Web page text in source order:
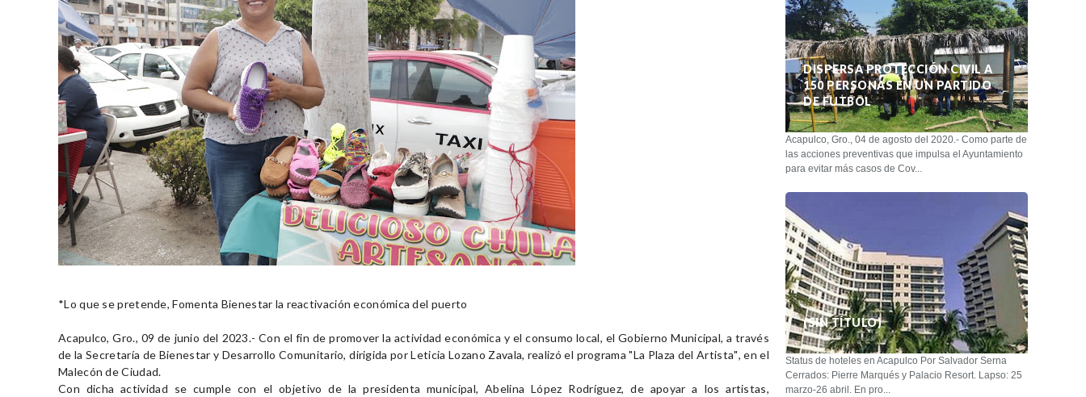
*Lo que se pretende, Fomenta Bienestar la reactivación económica del puerto
Acapulco, Gro., 09 de junio del 2023.- Con el fin de promover la actividad económica y el consumo local, el Gobierno Municipal, a través
de la Secretaría de Bienestar y Desarrollo Comunitario, dirigida por Leticia Lozano Zavala, realizó el programa "La Plaza del Artista", en el
Malecón de Ciudad.
Con dicha actividad se cumple con el objetivo de la presidenta municipal, Abelina López Rodríguez, de apoyar a los artistas,
DISPERSA PROTECCIÓN CIVIL A
150 PERSONAS EN UN PARTIDO
DE FUTBOL
Acapulco, Gro., 04 de agosto del 2020.- Como parte de
las acciones preventivas que impulsa el Ayuntamiento
para evitar más casos de Cov...
(SIN TÍTULO)
Status de hoteles en Acapulco Por Salvador Serna
Cerrados: Pierre Marqués y Palacio Resort. Lapso: 25
marzo-26 abril. En pro...